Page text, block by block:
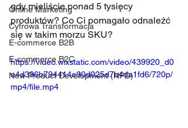
Online Marketing
Cyfrowa Transformacja
E-commerce B2B
E-commerce B2C
New Product Development (NPD)
gdy mieliście ponad 5 tysięcy
produktów? Co Ci pomagało odnaleźć
się w takim morzu SKU?
https://video.wixstatic.com/video/439920_d0
e4d396b794414e90d025d7b4da1fd6/720p/
mp4/file.mp4